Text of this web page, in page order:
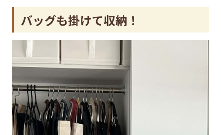
バッグも掛けて収納！